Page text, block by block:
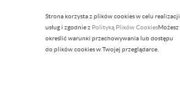
Strona korzysta z plików cookies w celu realizacji
usług i zgodnie z Polityką Plików CookiesMożesz
określić warunki przechowywania lub dostępu
do plików cookies w Twojej przeglądarce.